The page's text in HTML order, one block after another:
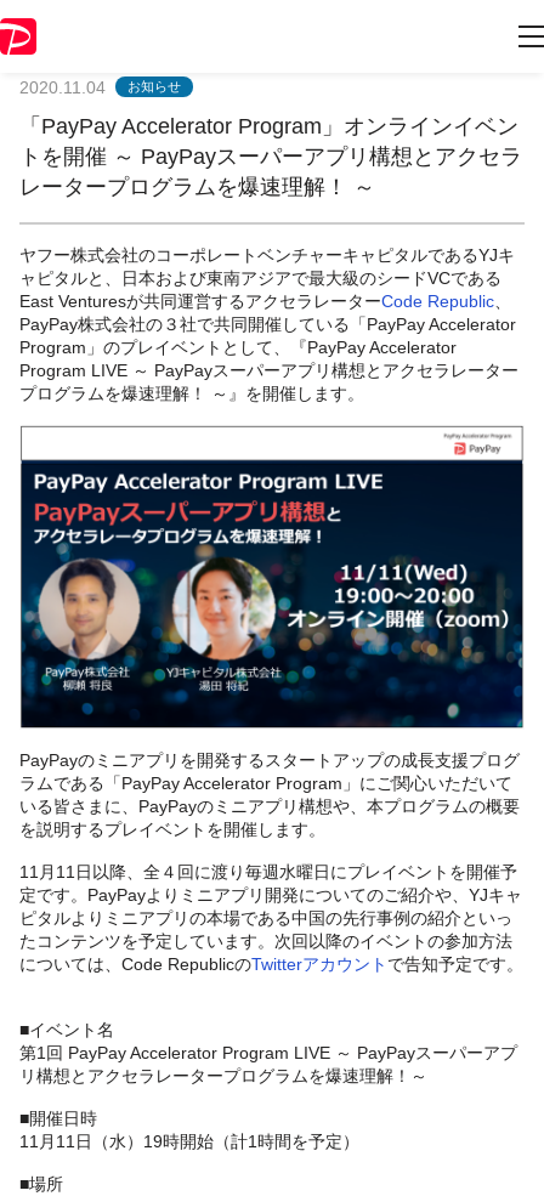
2020.11.04 お知らせ
「PayPay Accelerator Program」オンラインイベン
トを開催 ～ PayPayスーパーアプリ構想とアクセラ
レータープログラムを爆速理解！ ～
ヤフー株式会社のコーポレートベンチャーキャピタルであるYJキ
ャピタルと、日本および東南アジアで最大級のシードVCである
East Venturesが共同運営するアクセラレーターCode Republic
PayPay株式会社の３社で共同開催している「PayPay Accelerator
Program 」のプレイベントとして、『PayPay Accelerator
Program LIVE ～ PayPayスーパーアプリ構想とアクセラレーター
プログラムを爆速理解！ ～』を開催します。
PayPayのミニアプリを開発するスタートアップの成長支援プログ
ラムである「PayPay Accelerator Program 」にご関心いただいて
いる皆さまに、 PayPayのミニアプリ構想や、本プログラムの概要
を説明するプレイベントを開催します。
11月 11日以降、全４回に渡り毎週水曜日にプレイベントを開催予
定です。 PayPayよりミニアプリ開発についてのご紹介や、 YJキャ
ピタルよりミニアプリの本場である中国の先行事例の紹介といっ
たコンテンツを予定しています。次回以降のイベントの参加方法
については、Code RepublicのTwitterアカウント で告知予定です。
■イベント名
第1回 PayPay Accelerator Program LIVE ～ PayPayスーパーアプ
リ構想とアクセラレータープログラムを爆速理解！～
■開催日時
11月11日（水）19時開始（計1時間を予定）
■場所